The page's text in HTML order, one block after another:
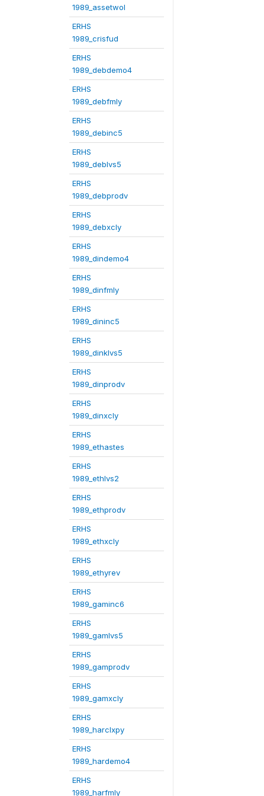
1989_assetwol
ERHS
1989_crisfud
ERHS
1989_debdemo4
ERHS
1989_debfmly
ERHS
1989_debinc5
ERHS
1989_deblvs5
ERHS
1989_debprodv
ERHS
1989_debxcly
ERHS
1989_dindemo4
ERHS
1989_dinfmly
ERHS
1989_dininc5
ERHS
1989_dinklvs5
ERHS
1989_dinprodv
ERHS
1989_dinxcly
ERHS
1989_ethastes
ERHS
1989_ethlvs2
ERHS
1989_ethprodv
ERHS
1989_ethxcly
ERHS
1989_ethyrev
ERHS
1989_gaminc6
ERHS
1989_gamlvs5
ERHS
1989_gamprodv
ERHS
1989_gamxcly
ERHS
1989_harclxpy
ERHS
1989_hardemo4
ERHS
1989_harfmly